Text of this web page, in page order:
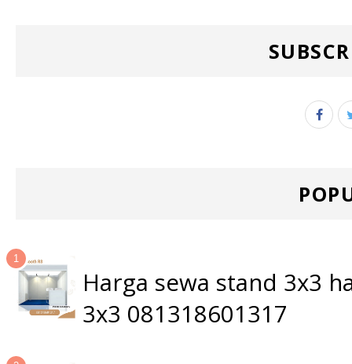
Harga sewa stand 3x3
3x3 081318601317